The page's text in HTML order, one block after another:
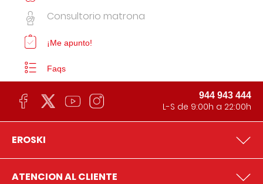
Consultorio matrona
¡Me apunto!
Faqs
944 943 444
L-S de 9:00h a 22:00h
EROSKI
ATENCION AL CLIENTE